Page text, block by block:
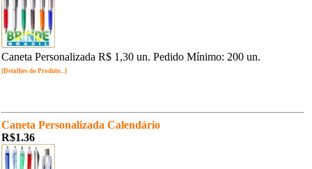
Caneta Personalizada R$ 1,30 un. Pedido Mínimo: 200 un.
[Detalhes do Produto...]
Caneta Personalizada Calendário
R$1.36